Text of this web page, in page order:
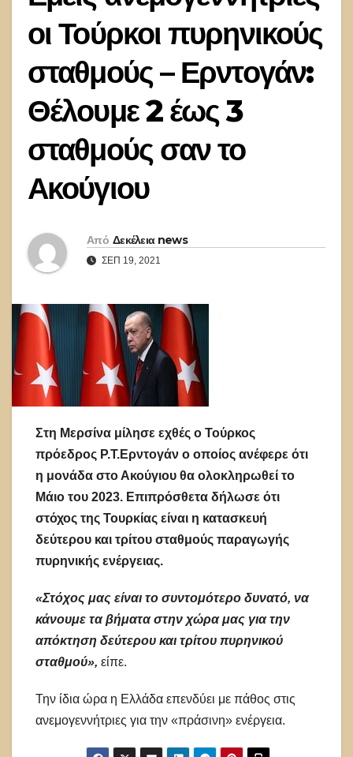
οι Τούρκοι πυρηνικούς
σταθμούς – Ερντογάν:
Θέλουμε 2 έως 3
σταθμούς σαν το
Ακούγιου
Από Δεκέλεια news
ΣΕΠ 19, 2021
Στη Μερσίνα μίλησε εχθές ο Τούρκος
πρόεδρος Ρ.Τ.Ερντογάν ο οποίος ανέφερε ότι
η μονάδα στο Ακούγιου θα ολοκληρωθεί το
Μάιο του 2023. Επιπρόσθετα δήλωσε ότι
στόχος της Τουρκίας είναι η κατασκευή
δεύτερου και τρίτου σταθμούς παραγωγής
πυρηνικής ενέργειας.
«Στόχος μας είναι το συντομότερο δυνατό, να
κάνουμε τα βήματα στην χώρα μας για την
απόκτηση δεύτερου και τρίτου πυρηνικού
σταθμού», είπε.
Την ίδια ώρα η Ελλάδα επενδύει με πάθος στις
ανεμογεννήτριες για την «πράσινη» ενέργεια.